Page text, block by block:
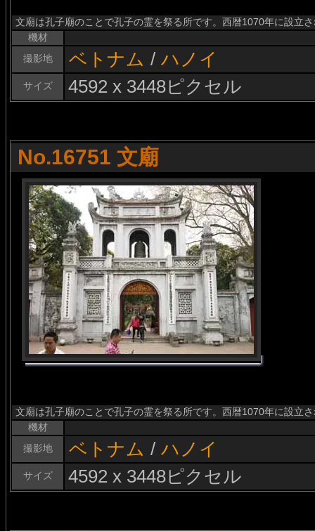
文廟は孔子廟のことで孔子の霊を祭る所です。西暦1070年に設立
機材
撮影地
ベトナム / ハノイ
サイズ 4592 x 3448ピクセル
No.16751 文廟
文廟は孔子廟のことで孔子の霊を祭る所です。西暦1070年に設立
機材
撮影地
ベトナム / ハノイ
サイズ 4592 x 3448ピクセル